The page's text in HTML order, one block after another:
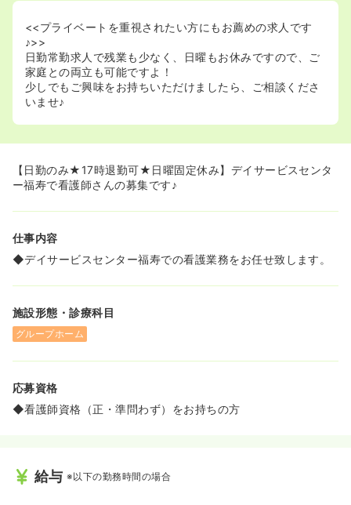
<<プライベートを重視されたい方にもお薦めの求人です
♪>>
日勤常勤求人で残業も少なく、日曜もお休みですので、ご
家庭との両立も可能ですよ！
少しでもご興味をお持ちいただけましたら、ご相談くださ
いませ♪
【日勤のみ★17時退勤可★日曜固定休み】デイサービスセンタ
ー福寿で看護師さんの募集です♪
仕事内容
◆デイサービスセンター福寿での看護業務をお任せ致します。
施設形態・診療科目
グループホーム
応募資格
◆看護師資格（正・準問わず）をお持ちの方
給与 ※以下の勤務時間の場合